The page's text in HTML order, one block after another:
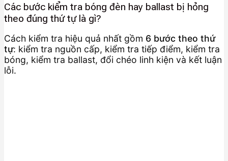
Các bước kiểm tra bóng đèn hay ballast bị hỏng
theo đúng thứ tự là gì?
Cách kiểm tra hiệu quả nhất gồm 6 bước theo thứ
tự: kiểm tra nguồn cấp, kiểm tra tiếp điểm, kiểm tra
bóng, kiểm tra ballast, đổi chéo linh kiện và kết luận
lỗi.